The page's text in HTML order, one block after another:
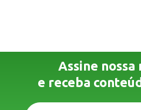
Assine
e receba